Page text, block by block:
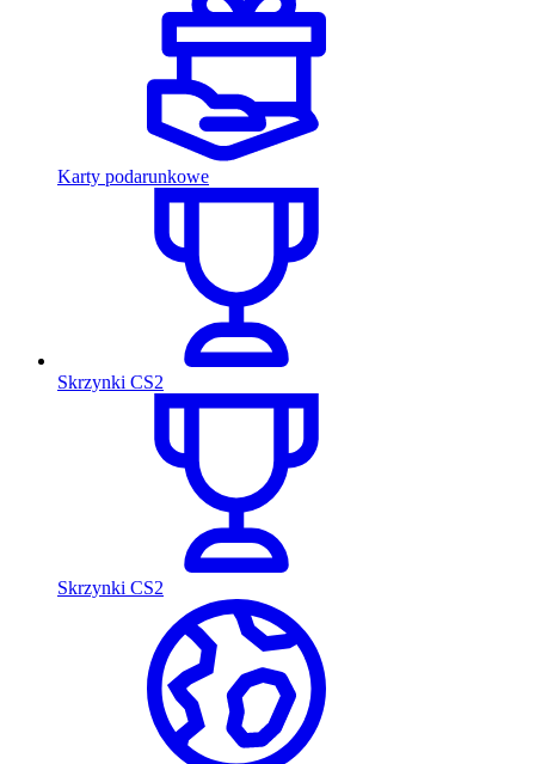
Karty podarunkowe
Skrzynki CS2
Skrzynki CS2